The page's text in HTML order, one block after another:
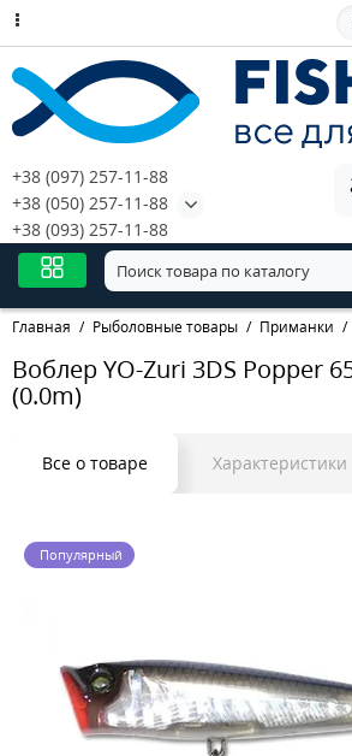
+38 (097) 257-11-88
+38 (050) 257-11-88
+38 (093) 257-11-88
Главная Рыболовные товары Приманки
Воблер YO-Zuri 3DS Popper
(0.0m)
Все о товаре Характеристики
Популярный